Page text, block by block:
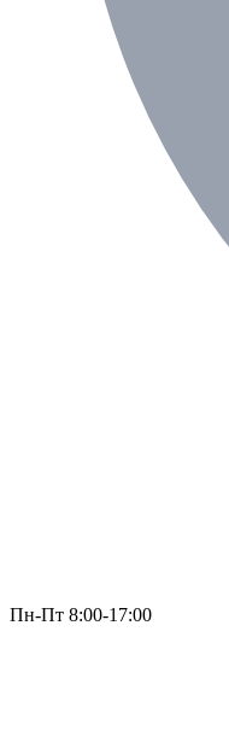
Пн-Пт 8:00-17:00